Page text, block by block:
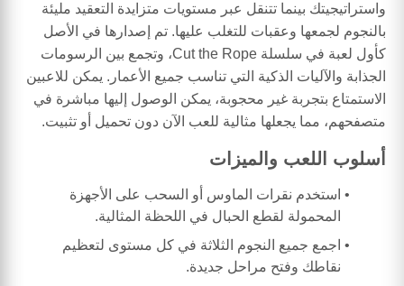
واستراتيجيتك بينما تتنقل عبر مستويات متزايدة التعقيد مليئة
بالنجوم لجمعها وعقبات للتغلب عليها. تم إصدارها في الأصل
كأول لعبة في سلسلة Cut the Rope، وتجمع بين الرسومات
الجذابة والآليات الذكية التي تناسب جميع الأعمار. يمكن للاعبين
الاستمتاع بتجربة غير محجوبة، يمكن الوصول إليها مباشرة في
متصفحهم، مما يجعلها مثالية للعب الآن دون تحميل أو تثبيت.
أسلوب اللعب والميزات
استخدم نقرات الماوس أو السحب على الأجهزة
المحمولة لقطع الحبال في اللحظة المثالية.
اجمع جميع النجوم الثلاثة في كل مستوى لتعظيم
نقاطك وفتح مراحل جديدة.